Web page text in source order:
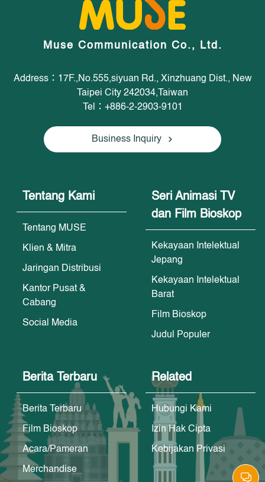
Muse Communication Co., Ltd.
Address：17F.,No.555,siyuan Rd., Xinzhuang Dist., New
Taipei City 242034,Taiwan
Tel：+886-2-2903-9101
Business Inquiry
Tentang Kami
Tentang MUSE
Klien & Mitra
Jaringan Distribusi
Kantor Pusat &
Cabang
Social Media
Seri Animasi TV
dan Film Bioskop
Kekayaan Intelektual
Jepang
Kekayaan Intelektual
Barat
Film Bioskop
Judul Populer
Berita Terbaru
Berita Terbaru
Film Bioskop
Acara/Pameran
Merchandise
Related
Hubungi Kami
Izin Hak Cipta
Kebijakan Privasi